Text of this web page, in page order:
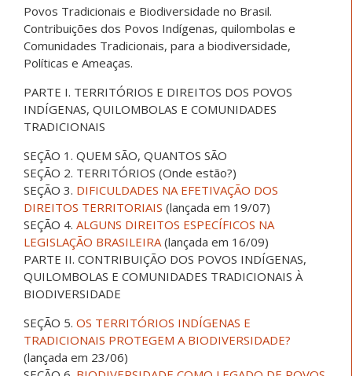
Povos Tradicionais e Biodiversidade no Brasil.
Contribuições dos Povos Indígenas, quilombolas e
Comunidades Tradicionais, para a biodiversidade,
Políticas e Ameaças.
PARTE I. TERRITÓRIOS E DIREITOS DOS POVOS
INDÍGENAS, QUILOMBOLAS E COMUNIDADES
TRADICIONAIS
SEÇÃO 1. QUEM SÃO, QUANTOS SÃO
SEÇÃO 2. TERRITÓRIOS (Onde estão?)
SEÇÃO 3. DIFICULDADES NA EFETIVAÇÃO DOS
DIREITOS TERRITORIAIS (lançada em 19/07)
SEÇÃO 4. ALGUNS DIREITOS ESPECÍFICOS NA
LEGISLAÇÃO BRASILEIRA (lançada em 16/09)
PARTE II. CONTRIBUIÇÃO DOS POVOS INDÍGENAS,
QUILOMBOLAS E COMUNIDADES TRADICIONAIS À
BIODIVERSIDADE
SEÇÃO 5. OS TERRITÓRIOS INDÍGENAS E
TRADICIONAIS PROTEGEM A BIODIVERSIDADE?
(lançada em 23/06)